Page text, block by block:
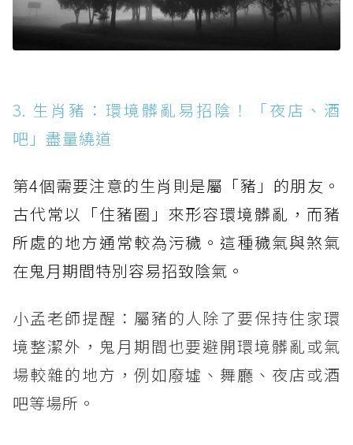
3. 生肖豬：環境髒亂易招陰！「夜店、酒
吧」盡量繞道
第4個需要注意的生肖則是屬「豬」的朋友。
古代常以「住豬圈」來形容環境髒亂，而豬
所處的地方通常較為污穢。這種穢氣與煞氣
在鬼月期間特別容易招致陰氣。
小孟老師提醒：屬豬的人除了要保持住家環
境整潔外，鬼月期間也要避開環境髒亂或氣
場較雜的地方，例如廢墟、舞廳、夜店或酒
吧等場所。